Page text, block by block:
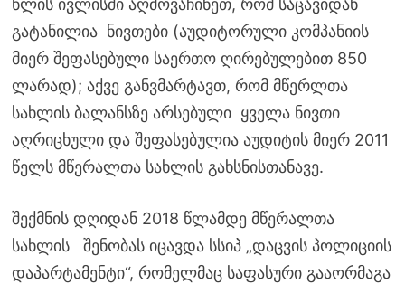
წლის ივლისში აღმოვაჩინეთ, რომ საცავიდან
გატანილია ნივთები (აუდიტორული კომპანიის
მიერ შეფასებული საერთო ღირებულებით 850
ლარად); აქვე განვმარტავთ, რომ მწერლთა
სახლის ბალანსზე არსებული ყველა ნივთი
აღრიცხული და შეფასებულია აუდიტის მიერ 2011
წელს მწერალთა სახლის გახსნისთანავე.
შექმნის დღიდან 2018 წლამდე მწერალთა
სახლის შენობას იცავდა სსიპ „დაცვის პოლიციის
დაპარტამენტი“, რომელმაც საფასური გააორმაგა